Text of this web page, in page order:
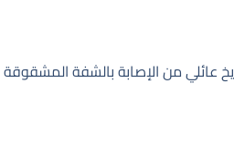
عائلي من الإصابة بالشفة المشقوقة